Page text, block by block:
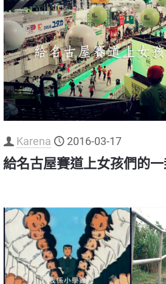
Karena 2016-03-17
給名古屋賽道上女孩們的